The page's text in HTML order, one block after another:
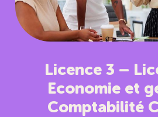
Licence 3 –
Economie et
Comptabilité